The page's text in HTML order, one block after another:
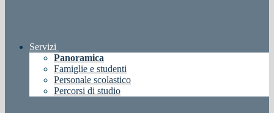
Servizi
Panoramica
Famiglie e studenti
Personale scolastico
Percorsi di studio